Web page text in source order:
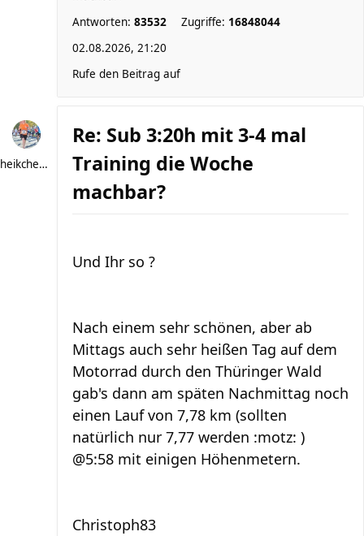
Antworten: 83532 Zugriffe: 16848044
02.08.2026, 21:20
Rufe den Beitrag auf
heikchen007
Re: Sub 3:20h mit 3-4 mal
Training die Woche
machbar?
Und Ihr so ?
Nach einem sehr schönen, aber ab
Mittags auch sehr heißen Tag auf dem
Motorrad durch den Thüringer Wald
gab's dann am späten Nachmittag noch
einen Lauf von 7,78 km (sollten
natürlich nur 7,77 werden :motz: )
@5:58 mit einigen Höhenmetern.
Christoph83